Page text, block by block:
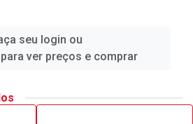
seu login ou
ver preços e comprar